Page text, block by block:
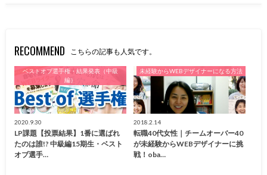
RECOMMEND こちらの記事も人気です。
ベストオブ選手権・結果発表（中級
編）
2020.9.30
LP課題【投票結果】1番に選ばれ
たのは誰!? 中級編15期生・ベスト
オブ選手…
未経験からWEBデザイナーになる方法
2018.2.14
転職40代女性｜チームオーバー40
が未経験からWEBデザイナーに挑
戦！oba…